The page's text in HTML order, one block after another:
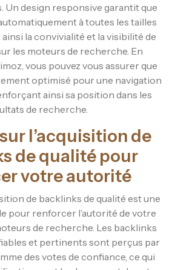
Un design responsive garantit que
à toutes les tailles
ainsi la convivialité et la visibilité de
les moteurs de recherche. En
vous pouvez vous assurer que
optimisé pour une navigation
ainsi sa position dans les
de recherche.
l’acquisition de
de qualité pour
votre autorité
de backlinks de qualité est une
pour renforcer l’autorité de votre
de recherche. Les backlinks
et pertinents sont perçus par
des votes de confiance, ce qui